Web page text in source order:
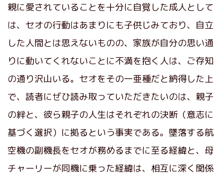
親に愛されていることを十分に自覚した成人として
は、セオの行動はあまりにも子供じみており、自立
した人間とは思えないものの、家族が自分の思い通
りに動いてくれないことに不満を抱く人は、ご存知
の通り沢山いる。セオをその一亜種だと納得した上
で、読者にぜひ読み取っていただきたいのは、親子
の絆と、彼ら親子の人生はそれぞれの決断（意志に
基づく選択）に拠るという事実である。墜落する航
空機の副機長をセオが務めるまでに至る経緯と、母
チャーリーが同機に乗った経緯は、相互に深く関係